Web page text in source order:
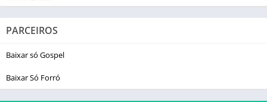
PARCEIROS
Baixar só Gospel
Baixar Só Forró